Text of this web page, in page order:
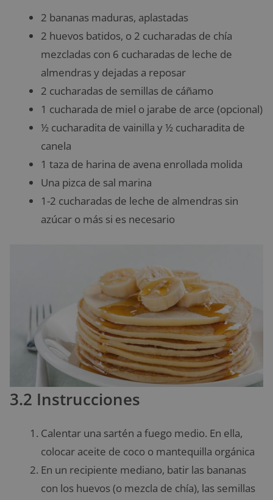
2 bananas maduras, aplastadas
2 huevos batidos, o 2 cucharadas de chía
mezcladas con 6 cucharadas de leche de
almendras y dejadas a reposar
2 cucharadas de semillas de cáñamo
1 cucharada de miel o jarabe de arce (opcional)
½ cucharadita de vainilla y ½ cucharadita de
canela
1 taza de harina de avena enrollada molida
Una pizca de sal marina
1-2 cucharadas de leche de almendras sin
azúcar o más si es necesario
3.2 Instrucciones
Calentar una sartén a fuego medio. En ella,
colocar aceite de coco o mantequilla orgánica
En un recipiente mediano, batir las bananas
con los huevos (o mezcla de chía), las semillas